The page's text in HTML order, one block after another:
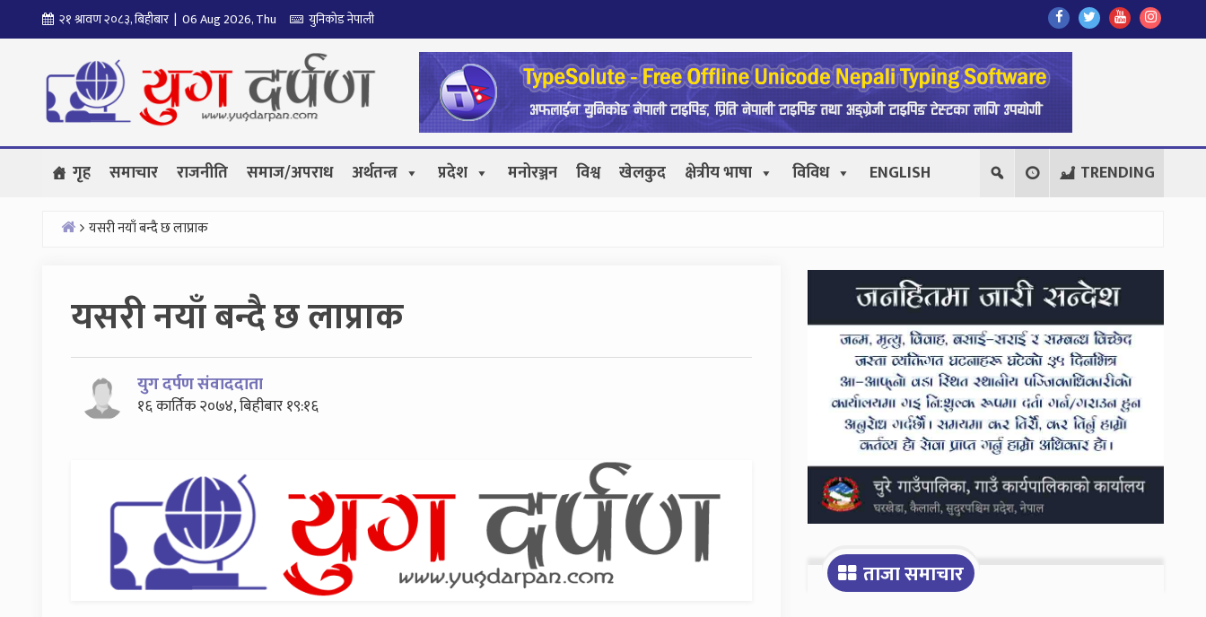
to
२१ श्रावण २०८३, बिहीबार | 06 Aug 2026, Thu युनिकोड नेपाली
Find
Us
On
Facebook
Find
Us
Find
Us
Follow
Us
गृह समाचार राजनीति समाज/अपराध अर्थतन्त्र प्रदेश मनोरञ्जन विश्व खेलकुद क्षेत्रीय भाषा विविध ENGLISH TRENDING
यसरी नयाँ बन्दै छ लाप्राक
यसरी नयाँ बन्दै छ लाप्राक
युग दर्पण संवाददाता
१६ कार्तिक २०७४, बिहीबार १९:१६
Secondary
Sidebar
ताजा समाचार